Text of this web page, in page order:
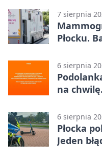
7 sierpnia
Płocku.
6 sierpnia
na
6 sierpnia
Płocka
Jeden